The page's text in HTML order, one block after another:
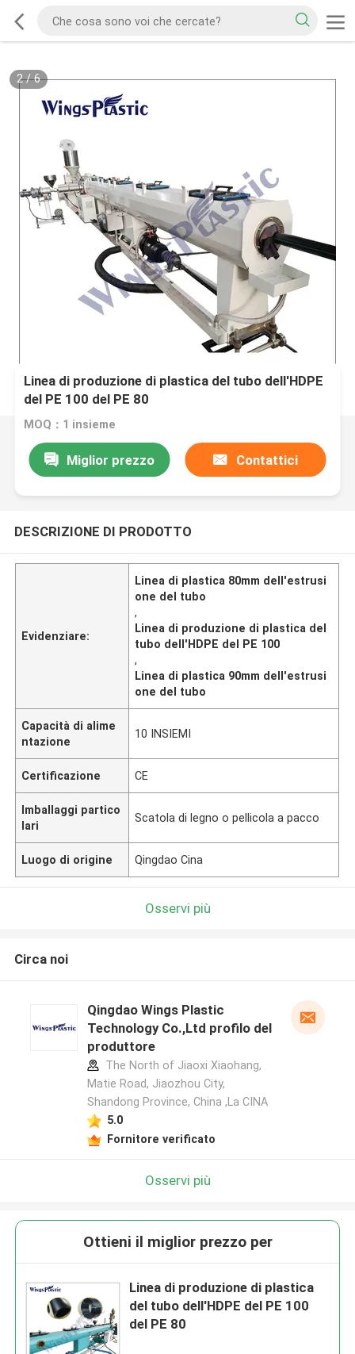
2/6
Linea di produzione di plastica del tubo dell'HDPE
del PE 100 del PE 80
MOQ：1 insieme
Miglior prezzo Contattici
DESCRIZIONE DI PRODOTTO
Evidenziare:
Linea di plastica 80mm dell'estrusi
one del tubo
,
Linea di produzione di plastica del
tubo dell'HDPE del PE 100
,
Linea di plastica 90mm dell'estrusi
one del tubo
Capacità di alime
ntazione
10 INSIEMI
Certificazione CE
Imballaggi partico
lari
Scatola di legno o pellicola a pacco
Luogo di origine Qingdao Cina
Osservi più
Circa noi
Qingdao Wings Plastic
Technology Co.,Ltd profilo del
produttore
The North of Jiaoxi Xiaohang,
Matie Road, Jiaozhou City,
Shandong Province, China ,La CINA
5.0
Fornitore verificato
Osservi più
Ottieni il miglior prezzo per
Linea di produzione di plastica
del tubo dell'HDPE del PE 100
del PE 80